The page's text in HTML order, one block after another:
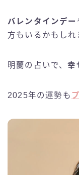
バレンタインデー
方もいるかもしれ
明蘭の占いで、幸
2025年の運勢も